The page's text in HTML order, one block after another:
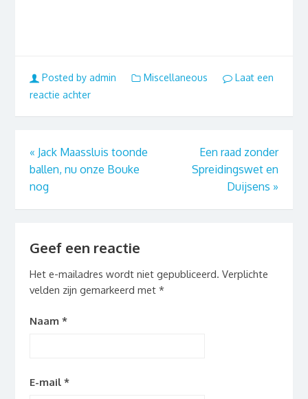
Posted by admin Miscellaneous
Laat een
reactie achter
« Jack Maassluis toonde
ballen, nu onze Bouke
nog
Een raad zonder
Spreidingswet en
Duijsens »
Geef een reactie
Het e-mailadres wordt niet gepubliceerd. Verplichte
velden zijn gemarkeerd met *
Naam *
E-mail *